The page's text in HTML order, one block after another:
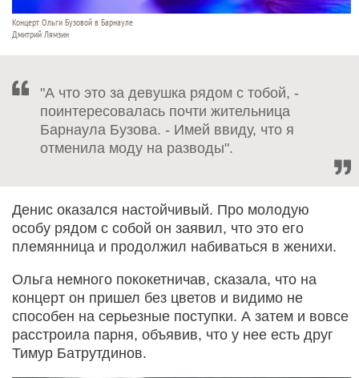
Концерт Ольги Бузовой в Барнауле
Дмитрий Лямзин
"А что это за девушка рядом с тобой, -
поинтересовалась почти жительница
Барнаула Бузова. - Имей ввиду, что я
отменила моду на разводы".
Денис оказался настойчивый. Про молодую
особу рядом с собой он заявил, что это его
племянница и продолжил набиваться в женихи.
Ольга немного пококетничав, сказала, что на
концерт он пришел без цветов и видимо не
способен на серьезные поступки. А затем и вовсе
расстроила парня, объявив, что у нее есть друг
Тимур Батрутдинов.